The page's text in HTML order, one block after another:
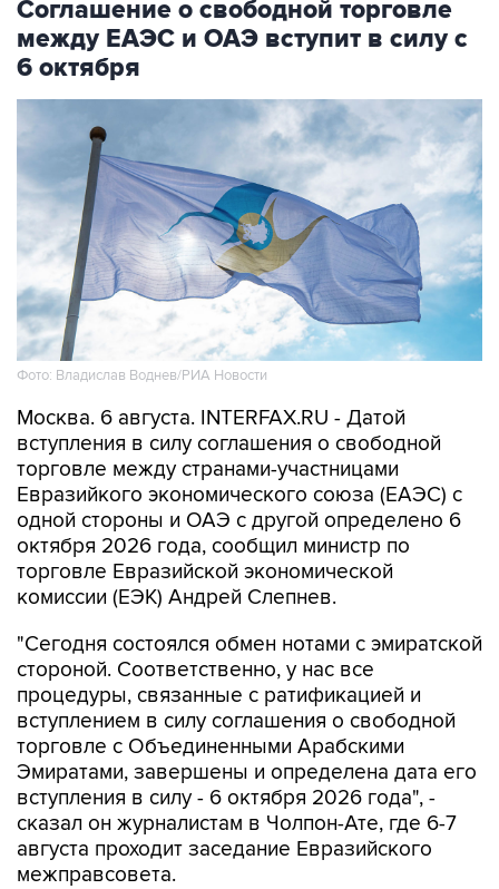
Соглашение о свободной торговле
между ЕАЭС и ОАЭ вступит в силу с
6 октября
Фото: Владислав Воднев/РИА Новости
Москва. 6 августа. INTERFAX.RU - Датой
вступления в силу соглашения о свободной
торговле между странами-участницами
Евразийкого экономического союза (ЕАЭС) с
одной стороны и ОАЭ с другой определено 6
октября 2026 года, сообщил министр по
торговле Евразийской экономической
комиссии (ЕЭК) Андрей Слепнев.
"Сегодня состоялся обмен нотами с эмиратской
стороной. Соответственно, у нас все
процедуры, связанные с ратификацией и
вступлением в силу соглашения о свободной
торговле с Объединенными Арабскими
Эмиратами, завершены и определена дата его
вступления в силу - 6 октября 2026 года", -
сказал он журналистам в Чолпон-Ате, где 6-7
августа проходит заседание Евразийского
межправсовета.